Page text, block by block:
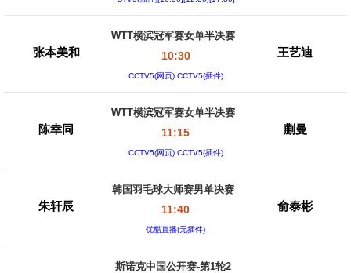
张本美和
WTT横滨冠军赛女单半决赛
10:30
CCTV5(网页) CCTV5(插件)
王艺迪
陈幸同
WTT横滨冠军赛女单半决赛
11:15
CCTV5(网页) CCTV5(插件)
蒯曼
朱轩辰
韩国羽毛球大师赛男单决赛
11:40
优酷直播(无插件)
俞泰彬
斯诺克中国公开赛-第1轮2